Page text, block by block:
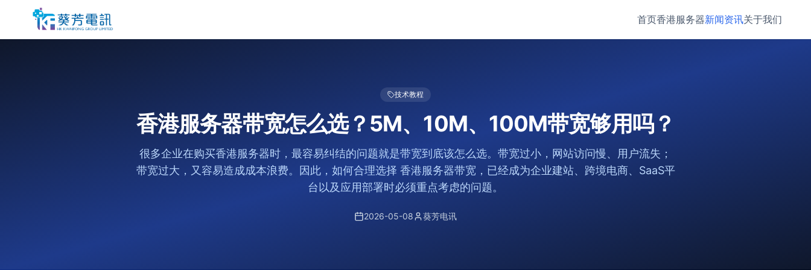
首页香港服务器新闻资讯关于我们
技术教程
香港服务器带宽怎么选？5M、10M、100M带宽够用吗？
很多企业在购买香港服务器时，最容易纠结的问题就是带宽到底该怎么选。带宽过小，网站访问慢、用户流失；
带宽过大，又容易造成成本浪费。因此，如何合理选择 香港服务器带宽，已经成为企业建站、跨境电商、SaaS平
台以及应用部署时必须重点考虑的问题。
2026-05-08 葵芳电讯